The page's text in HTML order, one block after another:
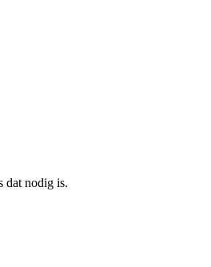
dat nodig is.